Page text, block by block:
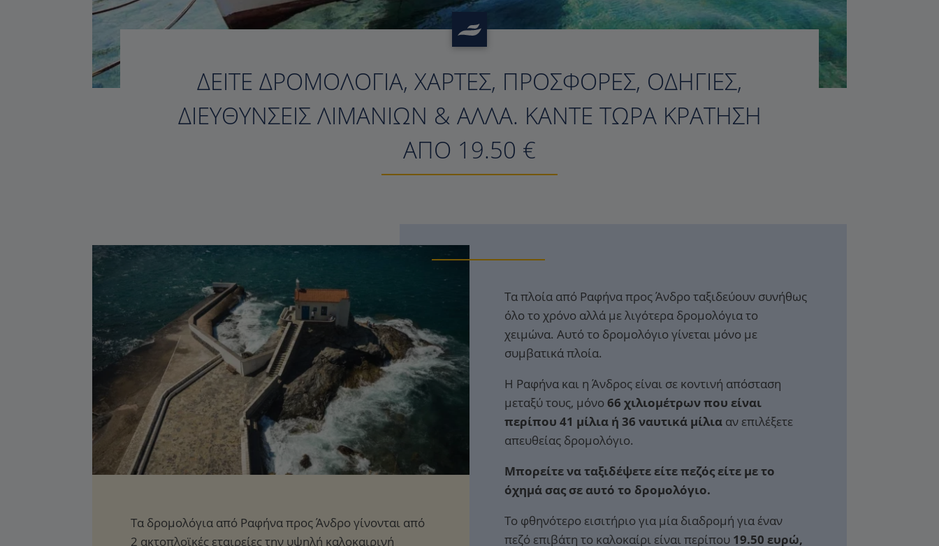
ΔΕΊΤΕ ΔΡΟΜΟΛΌΓΙΑ, ΧΆΡΤΕΣ, ΠΡΟΣΦΟΡΈΣ, ΟΔΗΓΊΕΣ,
ΔΙΕΥΘΎΝΣΕΙΣ ΛΙΜΑΝΙΏΝ & ΆΛΛΑ. ΚΆΝΤΕ ΤΏΡΑ ΚΡΆΤΗΣΗ
ΑΠΌ 19.50 €
Τα πλοία από Ραφήνα προς Άνδρο ταξιδεύουν συνήθως
όλο το χρόνο αλλά με λιγότερα δρομολόγια το
χειμώνα. Αυτό το δρομολόγιο γίνεται μόνο με
συμβατικά πλοία.
Η Ραφήνα και η Άνδρος είναι σε κοντινή απόσταση
μεταξύ τους, μόνο66 χιλιομέτρων που είναι
περίπου 41 μίλια ή 36 ναυτικά μίλια αν επιλέξετε
απευθείας δρομολόγιο.
Μπορείτε να ταξιδέψετε είτε πεζός είτε με το
όχημά σας σε αυτό το δρομολόγιο.
Το φθηνότερο εισιτήριο για μία διαδρομή για έναν
πεζό επιβάτη το καλοκαίρι είναι περίπου 19.50 ευρώ,